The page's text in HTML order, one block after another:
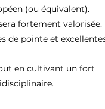
(ou équivalent).
fortement valorisée.
de pointe et
en cultivant un fort